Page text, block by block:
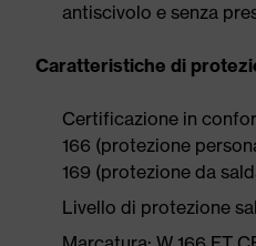
antiscivolo e senza
Caratteristiche di
Certificazione in
166 (protezione
169 (protezione da
Livello di protezione